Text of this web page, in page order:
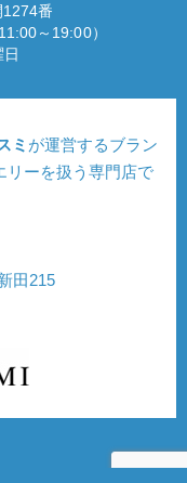
番
～19:00）
ミ が運営するブラン
リーを扱う専門店で
田215